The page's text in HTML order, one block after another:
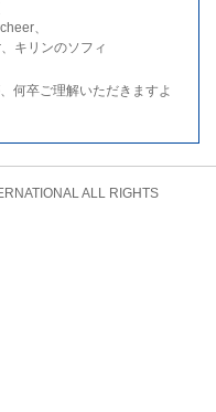
、
キリンのソフィ
何卒ご理解いただきますよ